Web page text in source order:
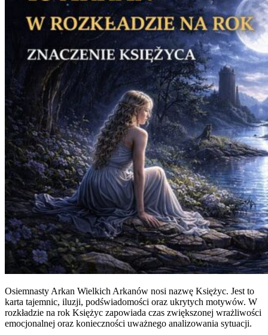
Osiemnasty Arkan Wielkich Arkanów nosi nazwę Księżyc. Jest to
karta tajemnic, iluzji, podświadomości oraz ukrytych motywów. W
rozkładzie na rok Księżyc zapowiada czas zwiększonej wrażliwości
emocjonalnej oraz konieczności uważnego analizowania sytuacji.